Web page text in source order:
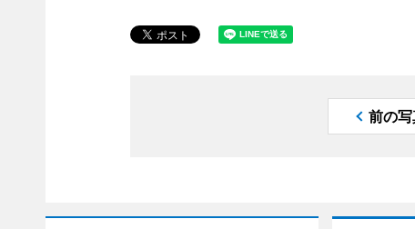
前の